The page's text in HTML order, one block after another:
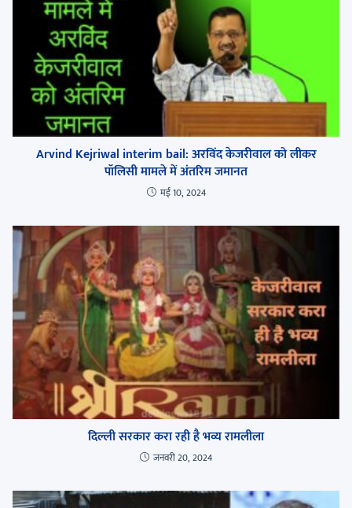
Arvind Kejriwal interim bail: अरविंद केजरीवाल को लीकर
पॉलिसी मामले में अंतरिम जमानत
मई 10, 2024
दिल्ली सरकार करा रही है भव्य रामलीला
जनवरी 20, 2024